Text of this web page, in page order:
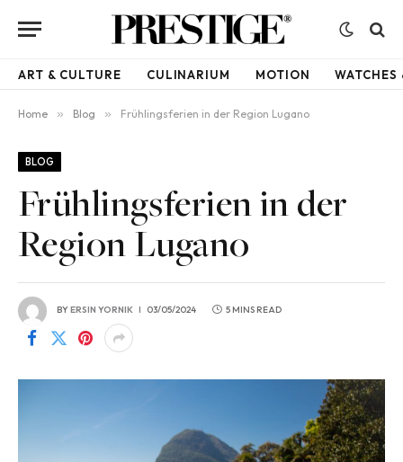
ART & CULTURE CULINARIUM MOTION WATCHES
Home » Blog » Frühlingsferien in der Region Lugano
BLOG
Frühlingsferien in der
Region Lugano
BYERSIN YORNIK 03/05/2024 5 MINS READ